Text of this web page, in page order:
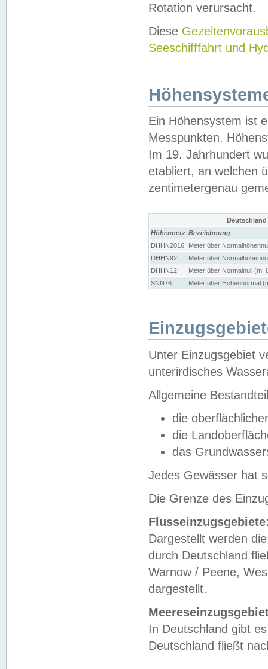
Rotation verursacht.
Diese
Seeschifffahrt und
Ein Höhensystem ist
Messpunkten.
Im 19. Jahrhundert
etabliert, an welchen
zentimetergenau
Höhennetz Bezeichnung
DHHN2016
Meter über
DHHN92
Meter über
DHHN12
Meter über Normalnull (m.
SNN76
Meter über Höhennormal
Unter Einzugsgebiet
unterirdisches
Allgemeine
die
die
das
Jedes Gewässer hat
Die Grenze des
Dargestellt werden
durch Deutschland
Warnow / Peene,
dargestellt.
In Deutschland gibt
Deutschland fließt